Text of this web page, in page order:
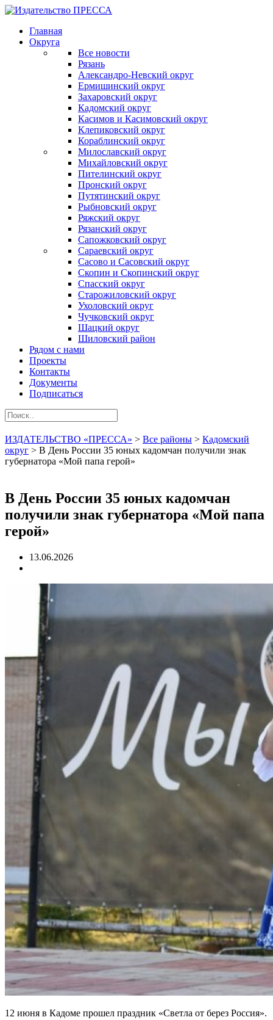
Главная
Округа
Все новости
Рязань
Александро-Невский округ
Ермишинский округ
Захаровский округ
Кадомский округ
Касимов и Касимовский округ
Клепиковский округ
Кораблинский округ
Милославский округ
Михайловский округ
Пителинский округ
Пронский округ
Путятинский округ
Рыбновский округ
Ряжский округ
Рязанский округ
Сапожковский округ
Сараевский округ
Сасово и Сасовский округ
Скопин и Скопинский округ
Спасский округ
Старожиловский округ
Ухоловский округ
Чучковский округ
Шацкий округ
Шиловский район
Рядом с нами
Проекты
Контакты
Документы
Подписаться
ИЗДАТЕЛЬСТВО «ПРЕССА» > Все районы > Кадомский
округ > В День России 35 юных кадомчан получили знак
губернатора «Мой папа герой»
В День России 35 юных кадомчан
получили знак губернатора «Мой папа
герой»
13.06.2026
12 июня в Кадоме прошел праздник «Светла от берез Россия».